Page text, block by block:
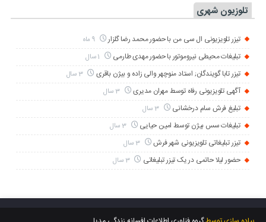
تلوزیون شهری
تیزر تلویزیونی ال سی من با حضور محمد رضا گلزار 9 ماه
تبلیغات محیطی نیروموتور با حضور مهدی طارمی
تیزر تابا گویندگان; استاد منوچهر والی زاده و بیژن باقری 3 سال
آگهی تلویزیونی رفاه توسط مهران مدیری 3 سال
تبلیغ فرش سام درخشانی 3 سال
تبلیغات سس بیژن توسط امین حیایی 3 سال
تیزر تبلیغاتی تلویزیونی شهر فرش 3 سال
حضور لیلا حاتمی در یک تیزر تبلیغاتی 3 سال